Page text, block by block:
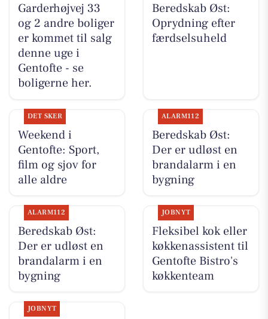
Garderhøjvej 33
og 2 andre boliger
er kommet til salg
denne uge i
Gentofte - se
boligerne her.
Beredskab Øst:
Oprydning efter
færdselsuheld
DET SKER
Weekend i
Gentofte: Sport,
film og sjov for
alle aldre
ALARM112
Beredskab Øst:
Der er udløst en
brandalarm i en
bygning
ALARM112
Beredskab Øst:
Der er udløst en
brandalarm i en
bygning
JOBNYT
Fleksibel kok eller
køkkenassistent til
Gentofte Bistro's
køkkenteam
JOBNYT